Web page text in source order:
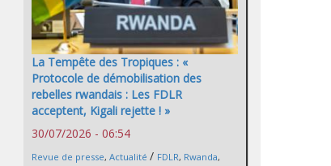
La Tempête des Tropiques : «
Protocole de démobilisation des
rebelles rwandais : Les FDLR
acceptent, Kigali rejette ! »
30/07/2026 - 06:54
Revue de presse, Actualité / FDLR, Rwanda,